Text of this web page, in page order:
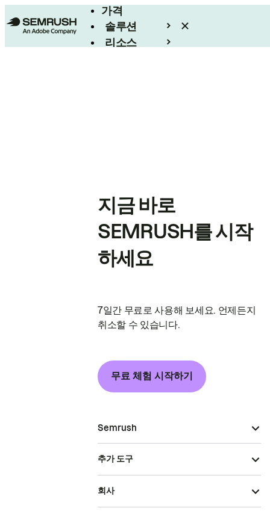
가격
솔루션
리소스
지금 바로
SEMRUSH를 시작
하세요
7일간 무료로 사용해 보세요. 언제든지
취소할 수 있습니다.
무료 체험 시작하기
Semrush
추가 도구
회사